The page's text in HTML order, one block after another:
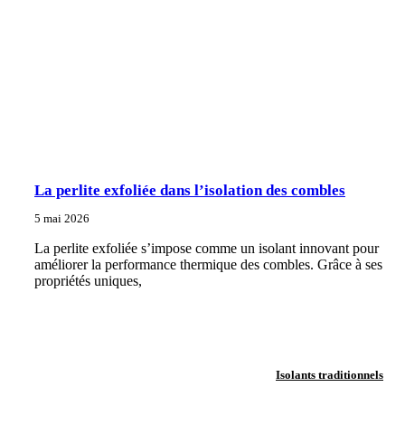
La perlite exfoliée dans l’isolation des combles
5 mai 2026
La perlite exfoliée s’impose comme un isolant innovant pour
améliorer la performance thermique des combles. Grâce à ses
propriétés uniques,
Isolants traditionnels